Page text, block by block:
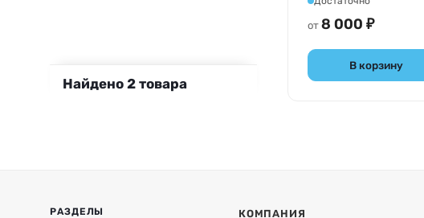
от 8 000 ₽
В корзину
Найдено 2 товара
РАЗДЕЛЫ КОМПАНИЯ